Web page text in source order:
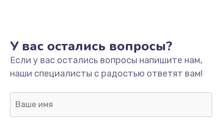
У вас остались вопросы?
Если у вас остались вопросы напишите нам,
наши специалисты с радостью ответят вам!